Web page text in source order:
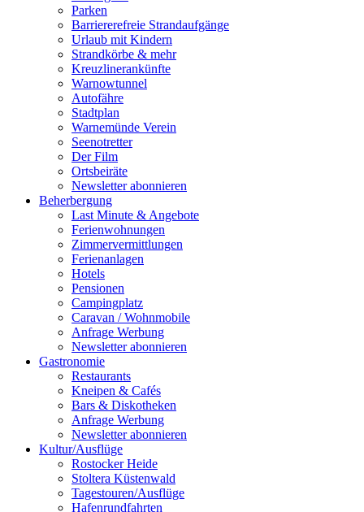
Parken
Barriererefreie Strandaufgänge
Urlaub mit Kindern
Strandkörbe & mehr
Kreuzlinerankünfte
Warnowtunnel
Autofähre
Stadtplan
Warnemünde Verein
Seenotretter
Der Film
Ortsbeiräte
Newsletter abonnieren
Beherbergung
Last Minute & Angebote
Ferienwohnungen
Zimmervermittlungen
Ferienanlagen
Hotels
Pensionen
Campingplatz
Caravan / Wohnmobile
Anfrage Werbung
Newsletter abonnieren
Gastronomie
Restaurants
Kneipen & Cafés
Bars & Diskotheken
Anfrage Werbung
Newsletter abonnieren
Kultur/Ausflüge
Rostocker Heide
Stoltera Küstenwald
Tagestouren/Ausflüge
Hafenrundfahrten